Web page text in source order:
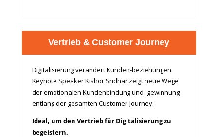
Vertrieb & Customer Journey
Digitalisierung verändert Kunden-beziehungen.
Keynote Speaker Kishor Sridhar zeigt neue Wege
der emotionalen Kundenbindung und -gewinnung
entlang der gesamten Customer-Journey.
Ideal, um den Vertrieb für Digitalisierung zu
begeistern.